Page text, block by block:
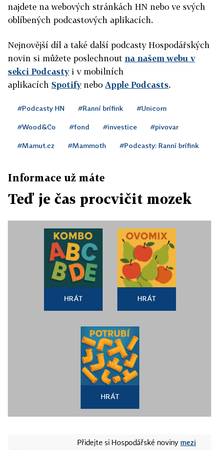
najdete na webových stránkách HN nebo ve svých
oblíbených podcastových aplikacích.
Nejnovější díl a také další podcasty Hospodářských
novin si můžete poslechnout na našem webu v
sekci Podcastyi v mobilních
aplikacích Spotifynebo Apple Podcasts.
#Podcasty HN #Ranní brífink #Unicorn
#Wood&Co #fond #investice #pivovar
#Mamut.cz #Mammoth #Podcasty: Ranní brífink
Informace už máte
Teď je čas procvičit mozek
HRÁT HRÁT
HRÁT
Přidejte si Hospodářské noviny mezi